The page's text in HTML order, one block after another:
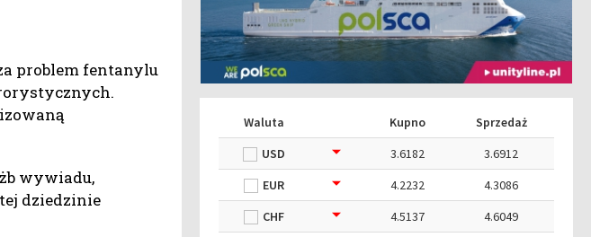
problem fentanylu
wywiadu,
dziedzinie
Waluta Kupno
Sprzedaż
USD
3.6182
3.6912
EUR
4.2232
4.3086
CHF
4.5137
4.6049